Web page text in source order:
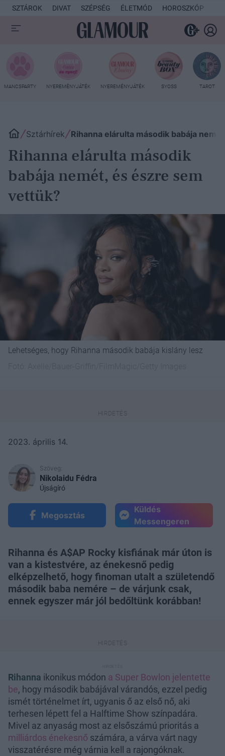
SZTÁROK DIVAT SZÉPSÉG ÉLETMÓD HOROSZKÓP
MANCSPARTY NYEREMÉNYJÁTÉK NYEREMÉNYJÁTÉK SYOSS TAROT
Sztárhírek Rihanna elárulta második babája
Rihanna elárulta második
babája nemét, és észre sem
vettük?
Lehetséges, hogy Rihanna második babája kislány lesz
2023. április 14.
Szöveg:
Nikolaidu Fédra
Újságíró
Megosztás
Küldés
Messengeren
Rihanna és A$AP Rocky kisfiának már úton is
van a kistestvére, az énekesnő pedig
elképzelhető, hogy finoman utalt a születendő
második baba nemére – de várjunk csak,
ennek egyszer már jól bedőltünk korábban!
Rihanna ikonikus módon a Super Bowlon jelentette
be, hogy második babájával várandós, ezzel pedig
ismét történelmet írt, ugyanis ő az első nő, aki
terhesen lépett fel a Halftime Show színpadára.
Mivel az anyaság most az elsőszámú prioritás a
milliárdos énekesnő számára, a várva várt nagy
visszatérésre még várnia kell a rajongóknak.